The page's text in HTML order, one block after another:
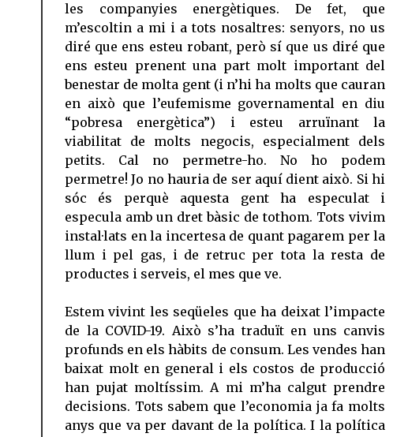
les companyies energètiques. De fet, que
m’escoltin a mi i a tots nosaltres: senyors, no us
diré que ens esteu robant, però sí que us diré que
ens esteu prenent una part molt important del
benestar de molta gent (i n’hi ha molts que cauran
en això que l’eufemisme governamental en diu
“pobresa energètica”) i esteu arruïnant la
viabilitat de molts negocis, especialment dels
petits. Cal no permetre-ho. No ho podem
permetre! Jo no hauria de ser aquí dient això. Si hi
sóc és perquè aquesta gent ha especulat i
especula amb un dret bàsic de tothom. Tots vivim
instal·lats en la incertesa de quant pagarem per la
llum i pel gas, i de retruc per tota la resta de
productes i serveis, el mes que ve.
Estem vivint les seqüeles que ha deixat l’impacte
de la COVID-19. Això s’ha traduït en uns canvis
profunds en els hàbits de consum. Les vendes han
baixat molt en general i els costos de producció
han pujat moltíssim. A mi m’ha calgut prendre
decisions. Tots sabem que l’economia ja fa molts
anys que va per davant de la política. I la política